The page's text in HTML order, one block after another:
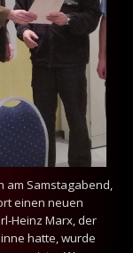
am Samstagabend,
einen neuen
Heinz Marx, der
hatte, wurde